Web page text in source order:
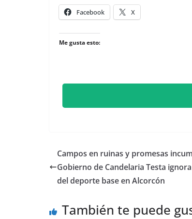
Facebook X
Me gusta esto:
Campos en ruinas y promesas
Gobierno de Candelaria Testa
del deporte base en Alcorcón
También te puede